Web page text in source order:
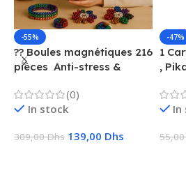
-55%
?? Boules magnétiques 216
pièces  Anti-stress &
(0)
In stock
309,00Dhs 139,00 Dhs
-47%
1
,
In